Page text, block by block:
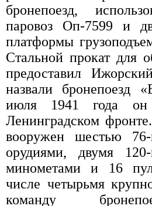
бронепоезд,
паровоз Оп-7599 и
платформы
Стальной прокат для
предоставил
назвали бронепоезд
июля 1941 года он
Ленинградском
вооружен шестью 76-
орудиями, двумя
минометами и 16
числе четырьмя
команду